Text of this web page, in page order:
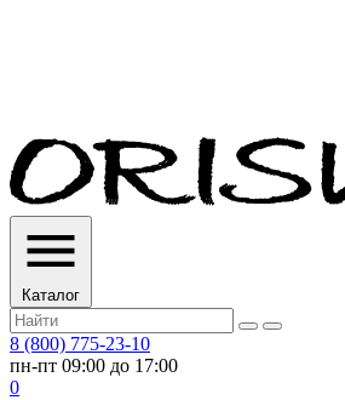
Каталог
8 (800) 775-23-10
пн-пт 09:00 до 17:00
0